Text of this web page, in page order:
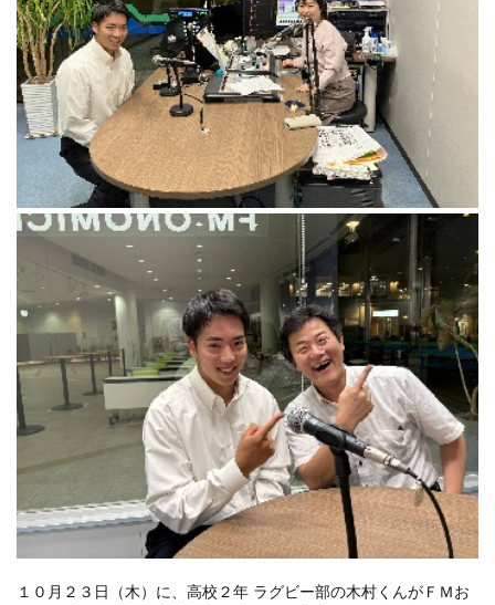
１０月２３日（木）に、高校２年 ラグビー部の木村くんがＦＭお